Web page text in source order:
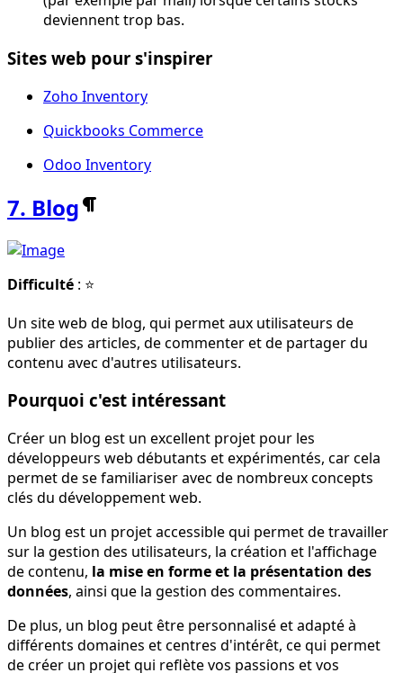
deviennent trop bas.
Sites web pour s'inspirer
Zoho Inventory
Quickbooks Commerce
Odoo Inventory
7. Blog
Difficulté : ⭐
Un site web de blog, qui permet aux utilisateurs de
publier des articles, de commenter et de partager du
contenu avec d'autres utilisateurs.
Pourquoi c'est intéressant
Créer un blog est un excellent projet pour les
développeurs web débutants et expérimentés, car cela
permet de se familiariser avec de nombreux concepts
clés du développement web.
Un blog est un projet accessible qui permet de travailler
sur la gestion des utilisateurs, la création et l'affichage
de contenu, la mise en forme et la présentation des
données, ainsi que la gestion des commentaires.
De plus, un blog peut être personnalisé et adapté à
différents domaines et centres d'intérêt, ce qui permet
de créer un projet qui reflète vos passions et vos